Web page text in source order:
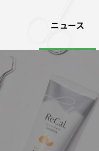
ニュース